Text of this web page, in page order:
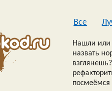
Все
Нашли или
назвать
посмеёмся